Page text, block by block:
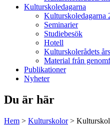
Kulturskoledagarna
Kulturskoledagarna
Seminarier
Studiebesök
Hotell
Kulturskolerådets
Material från
Publikationer
Nyheter
Du är här
Hem > Kulturskolor>